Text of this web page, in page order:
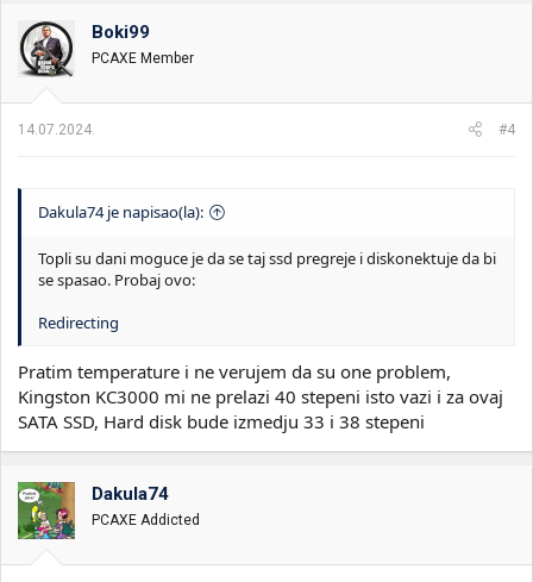
o
v
a
n
:
Boki99
PCAXE Member
14.07.2024. #4
Dakula74 je napisao(la):
Topli su dani moguce je da se taj ssd pregreje i diskonektuje da bi
se spasao. Probaj ovo:
Redirecting
Pratim temperature i ne verujem da su one problem,
Kingston KC3000 mi ne prelazi 40 stepeni isto vazi i za ovaj
SATA SSD, Hard disk bude izmedju 33 i 38 stepeni
Dakula74
PCAXE Addicted